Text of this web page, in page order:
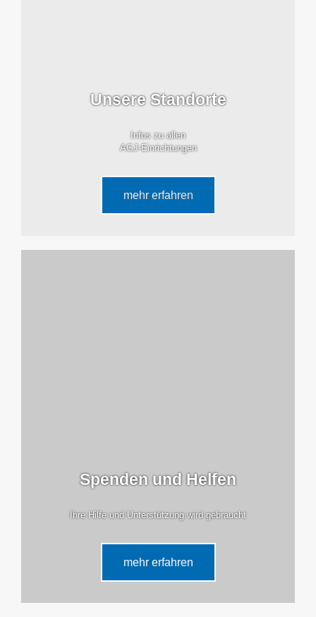
Unsere Standorte
Infos zu allen
AGJ-Einrichtungen
mehr erfahren
Spenden und Helfen
Ihre Hilfe und Unterstützung wird gebraucht
mehr erfahren